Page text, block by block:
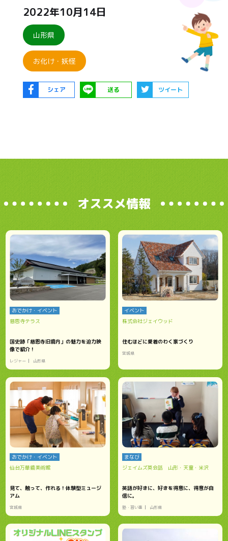
2022年10月14日
山形県
お化け・妖怪
シェア 送る ツイート
オススメ情報
おでかけ・イベント
慈恩寺テラス
国史跡「慈恩寺旧境内」の魅力を迫力映
像で紹介！
レジャー 山形県
イベント
株式会社ジェイウッド
住むほどに愛着のわく家づくり
宮城県
おでかけ・イベント
仙台万華鏡美術館
見て、触って、作れる！体験型ミュージ
アム
宮城県
まなび
ジェイムズ英会話 山形・天童・米沢
英語が好きに、好きを得意に、得意が自
信に。
塾・習い事 山形県